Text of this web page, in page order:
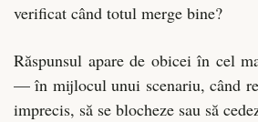
verificat când totul merge bine?
Răspunsul apare de obicei în cel
— în mijlocul unui scenariu, când
imprecis, să se blocheze sau să